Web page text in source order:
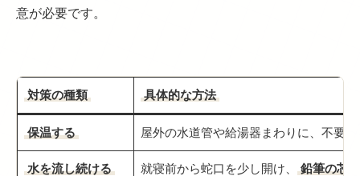
意が必要です。
対策の種類 具体的な方法
保温する 屋外の水道管や給湯器まわりに、不要
水を流し続ける 就寝前から蛇口を少し開け、 鉛筆の芯